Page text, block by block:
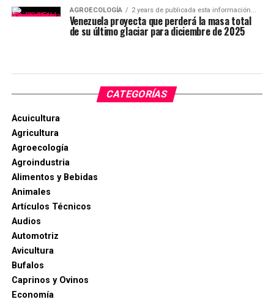
AGROECOLOGÍA 2 years de publicada esta información...
Venezuela proyecta que perderá la masa total
de su último glaciar para diciembre de 2025
CATEGORÍAS
Acuicultura
Agricultura
Agroecología
Agroindustria
Alimentos y Bebidas
Animales
Artículos Técnicos
Audios
Automotriz
Avicultura
Bufalos
Caprinos y Ovinos
Economía